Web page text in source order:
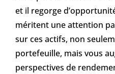
et il regorge
méritent une attention
sur ces actifs, non
portefeuille, mais vous
perspectives de